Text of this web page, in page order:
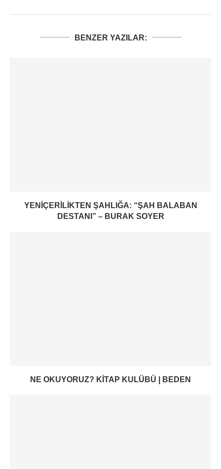
BENZER YAZILAR:
YENIÇERILIKTEN ŞAHLIĞA: “ŞAH BALABAN
DESTANI” – BURAK SOYER
NE OKUYORUZ? KITAP KULÜBÜ | BEDEN